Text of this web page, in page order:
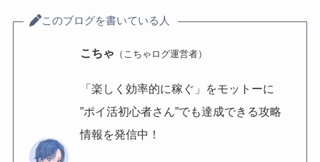
このブログを書いている人
こちゃ （こちゃログ運営者）
「楽しく効率的に稼ぐ」をモットーに
”ポイ活初心者さん”でも達成できる攻略
情報を発信中！